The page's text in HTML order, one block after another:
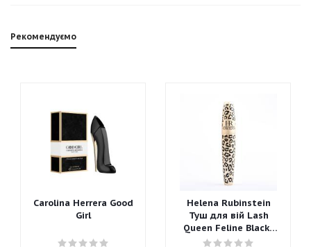
Рекомендуємо
Carolina Herrera Good
Girl
Helena Rubinstein
Туш для вій Lash
Queen Feline Blacks
Mascara